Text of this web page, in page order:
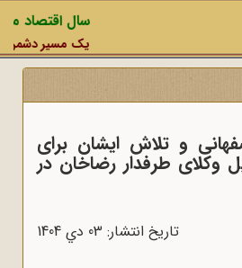
سال اقتصاد
یک مسیر دشمن،
و تلاش ایشان برای
وکلای طرفدار رضاخان در
تاریخ انتشار: 03 دي 1404